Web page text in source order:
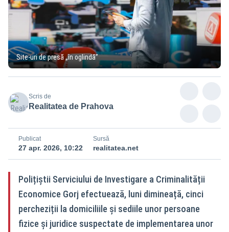
Site-uri de presă „în oglindă”
Scris de
Realitatea de Prahova
Publicat
27 apr. 2026, 10:22
Sursă
realitatea.net
Polițiștii Serviciului de Investigare a Criminalității
Economice Gorj efectuează, luni dimineață, cinci
percheziții la domiciliile și sediile unor persoane
fizice și juridice suspectate de implementarea unor